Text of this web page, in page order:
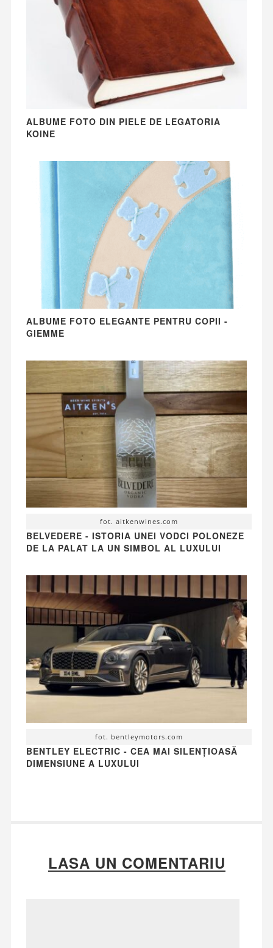
ALBUME FOTO DIN PIELE DE LEGATORIA
KOINE
ALBUME FOTO ELEGANTE PENTRU COPII -
GIEMME
fot. aitkenwines.com
BELVEDERE - ISTORIA UNEI VODCI POLONEZE
DE LA PALAT LA UN SIMBOL AL LUXULUI
fot. bentleymotors.com
BENTLEY ELECTRIC - CEA MAI SILENȚIOASĂ
DIMENSIUNE A LUXULUI
LASA UN COMENTARIU